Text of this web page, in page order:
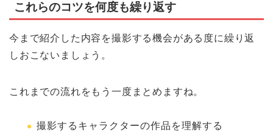
これらのコツを何度も繰り返す
今まで紹介した内容を撮影する機会がある度に繰り返
しおこないましょう。
これまでの流れをもう一度まとめますね。
撮影するキャラクターの作品を理解する